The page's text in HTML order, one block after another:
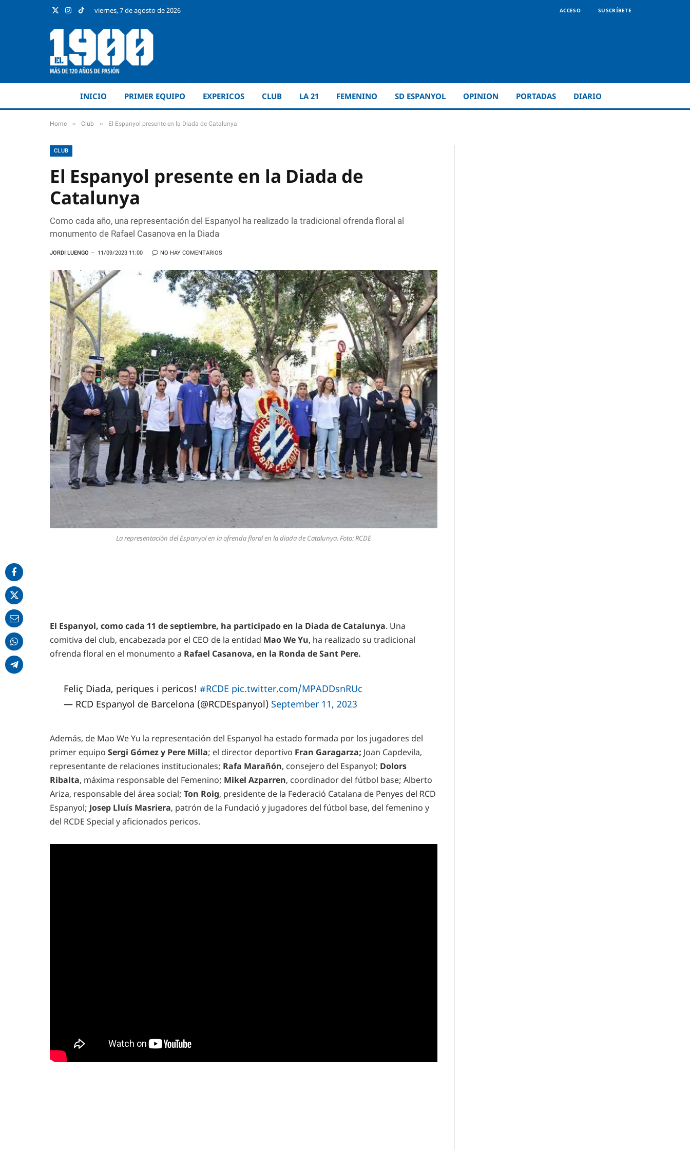
X
Instagram
TikTokviernes, 7 de agosto de 2026 ACCESO SUSCRÍBETE
INICIO PRIMER EQUIPO EXPERICOS CLUB LA 21 FEMENINO SD ESPANYOL OPINION PORTADAS DIARIO
Home » Club » El Espanyol presente en la Diada de Catalunya
CLUB
El Espanyol presente en la Diada de
Catalunya
Como cada año, una representación del Espanyol ha realizado la tradicional ofrenda floral al
monumento de Rafael Casanova en la Diada
JORDI LUENGO 11/09/2023 11:00 NO HAY COMENTARIOS
La representación del Espanyol en la ofrenda floral en la diada de Catalunya. Foto: RCDE
El Espanyol, como cada 11 de septiembre, ha participado en la Diada de Catalunya. Una
comitiva del club, encabezada por el CEO de la entidad Mao We Yu, ha realizado su tradicional
ofrenda floral en el monumento a Rafael Casanova, en la Ronda de Sant Pere.
Feliç Diada, periques i pericos! #RCDE pic.twitter.com/MPADDsnRUc
— RCD Espanyol de Barcelona (@RCDEspanyol) September 11, 2023
Además, de Mao We Yu la representación del Espanyol ha estado formada por los jugadores del
primer equipo Sergi Gómez y Pere Milla; el director deportivo Fran Garagarza; Joan Capdevila,
representante de relaciones institucionales; Rafa Marañón, consejero del Espanyol; Dolors
Ribalta, máxima responsable del Femenino; Mikel Azparren, coordinador del fútbol base; Alberto
Ariza, responsable del área social; Ton Roig, presidente de la Federació Catalana de Penyes del RCD
Espanyol; Josep Lluís Masriera, patrón de la Fundació y jugadores del fútbol base, del femenino y
del RCDE Special y aficionados pericos.